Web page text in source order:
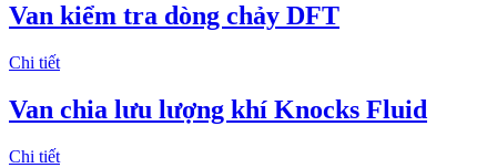
Van kiểm tra dòng chảy DFT
Chi tiết
Van chia lưu lượng khí Knocks Fluid
Chi tiết